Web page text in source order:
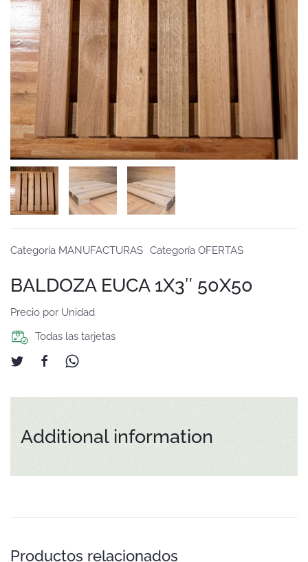
Categoría MANUFACTURAS Categoría OFERTAS
BALDOZA EUCA 1X3″ 50X50
Precio por Unidad
Todas las tarjetas
Additional information
Productos relacionados